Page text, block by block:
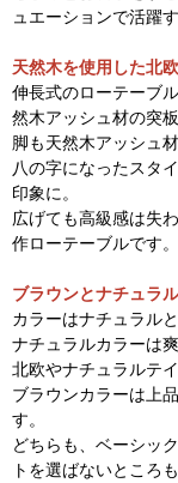
ュエーションで活躍
天然木を使用した北
伸長式のローテーブ
然木アッシュ材の突
脚も天然木アッシュ
八の字になったスタ
印象に。
広げても高級感は失
作ローテーブルです。
ブラウンとナチュラ
カラーはナチュラル
ナチュラルカラーは
北欧やナチュラルテ
ブラウンカラーは上
す。
どちらも、ベーシッ
トを選ばないところ